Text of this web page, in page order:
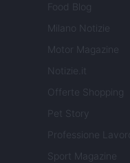
Food Blog
Milano Notizie
Motor Magazine
Notizie.it
Offerte Shopping
Pet Story
Professione Lavoro
Sport Magazine